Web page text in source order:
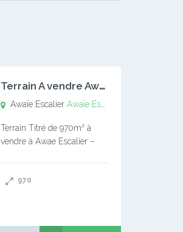
T
errain A vendre Awaïe Escalier
Awaïe EscalierAwaïe Escalier
Terrain Titré de 970m² à
vendre à Awae Escalier –
l’Université Catholique –
970